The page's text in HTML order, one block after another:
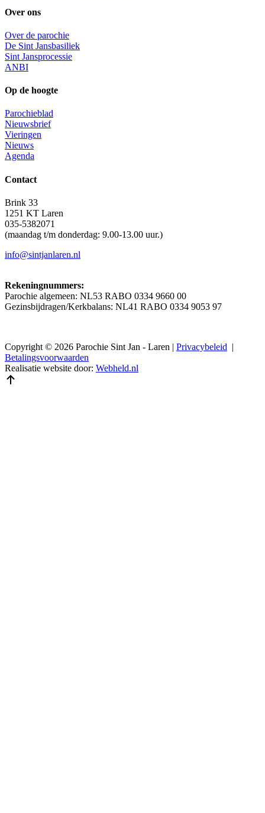
Over ons
Over de parochie
De Sint Jansbasiliek
Sint Jansprocessie
ANBI
Op de hoogte
Parochieblad
Nieuwsbrief
Vieringen
Nieuws
Agenda
Contact
Brink 33
1251 KT Laren
035-5382071
(maandag t/m donderdag: 9.00-13.00 uur.)
info@sintjanlaren.nl
Rekeningnummers:
Parochie algemeen: NL53 RABO 0334 9660 00
Gezinsbijdragen/Kerkbalans: NL41 RABO 0334 9053 97
Copyright © 2026 Parochie Sint Jan - Laren | Privacybeleid |
Betalingsvoorwaarden
Realisatie website door: Webheld.nl